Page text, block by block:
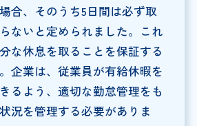
合、そのうち5日間は必ず取
ないと定められました。これ
な休息を取ることを保証する
企業は、従業員が有給休暇を
るよう、適切な勤怠管理をも
況を管理する必要がありま